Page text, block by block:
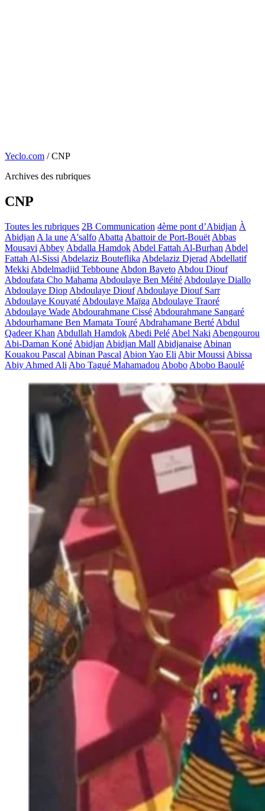
Yeclo.com / CNP
Archives des rubriques
CNP
Toutes les rubriques 2B Communication 4ème pont d’Abidjan À
Abidjan A la une A'salfo Abatta Abattoir de Port-Bouët Abbas
Mousavi Abbey Abdalla Hamdok Abdel Fattah Al-Burhan Abdel
Fattah Al-Sissi Abdelaziz Bouteflika Abdelaziz Djerad Abdellatif
Mekki Abdelmadjid Tebboune Abdon Bayeto Abdou Diouf
Abdoufata Cho Mahama Abdoulaye Ben Méité Abdoulaye Diallo
Abdoulaye Diop Abdoulaye Diouf Abdoulaye Diouf Sarr
Abdoulaye Kouyaté Abdoulaye Maïga Abdoulaye Traoré
Abdoulaye Wade Abdourahmane Cissé Abdourahmane Sangaré
Abdourhamane Ben Mamata Touré Abdrahamane Berté Abdul
Qadeer Khan Abdullah Hamdok Abedi Pelé Abel Naki Abengourou
Abi-Daman Koné Abidjan Abidjan Mall Abidjanaise Abinan
Kouakou Pascal Abinan Pascal Abion Yao Eli Abir Moussi Abissa
Abiy Ahmed Ali Abo Tagué Mahamadou Abobo Abobo Baoulé